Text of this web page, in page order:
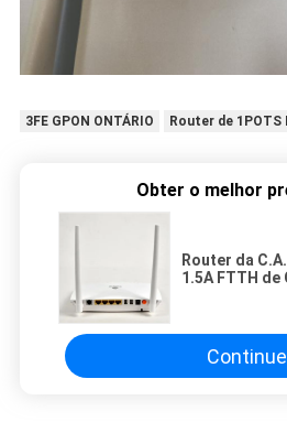
3FE GPON ONTÁRIO Router de 1POTS
Obter o melhor
Router da
1.5A FTTH de
Continue